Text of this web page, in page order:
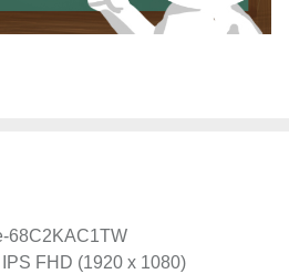
68C2KAC1TW
FHD (1920 x 1080)